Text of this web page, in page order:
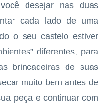
desejar nas duas
cada lado de uma
o seu castelo estiver
diferentes, para
brincadeiras de suas
muito bem antes de
peça e continuar com